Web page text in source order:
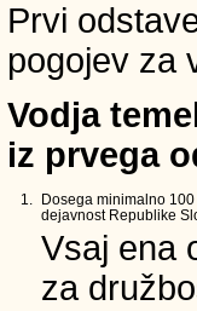
Prvi
pogojev za
Vodja
iz prvega
1.
Dosega minimalno
dejavnost Republike
Vsaj ena
za